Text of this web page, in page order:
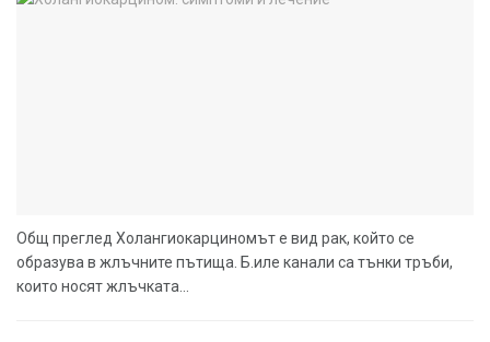
Общ преглед Холангиокарциномът е вид рак, който се
образува в жлъчните пътища. Б.иле канали са тънки тръби,
които носят жлъчката...